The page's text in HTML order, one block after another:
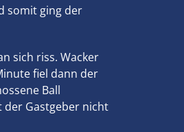
somit ging der
sich riss. Wacker
fiel dann der
Ball
der Gastgeber nicht